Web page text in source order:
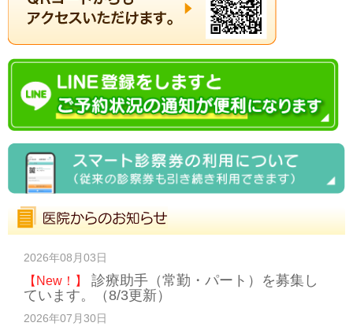
2026年08月03日
【New！】
診療助手（常勤・パート）を募集し
ています。（8/3更新）
2026年07月30日